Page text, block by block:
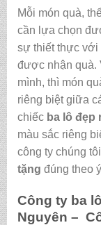
Mỗi món quà,
cần lựa chọn
sự thiết thực với
được nhận quà.
mình, thì món
riêng biệt giữa
chiếc ba lô đẹp
màu sắc riêng
công ty chúng
tặng đúng theo
Công ty ba
Nguyên –